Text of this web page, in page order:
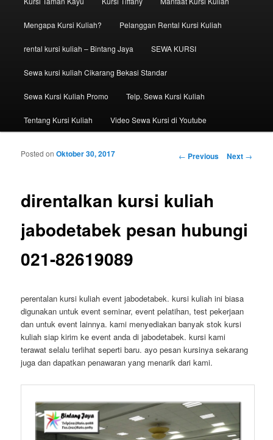
Mengapa Kursi Kuliah? Pelanggan Rental Kursi Kuliah
rental kursi kuliah – Bintang Jaya SEWA KURSI
Sewa kursi kuliah Cikarang Bekasi Standar
Sewa Kursi Kuliah Promo Telp. Sewa Kursi Kuliah
Tentang Kursi Kuliah Video Sewa Kursi di Youtube
Post navigation
← Previous Next →
direntalkan kursi kuliah
jabodetabek pesan hubungi
021-82619089
Posted onOktober 30, 2017
perentalan kursi kuliah event jabodetabek. kursi kuliah ini biasa
digunakan untuk event seminar, event pelatihan, test pekerjaan
dan untuk event lainnya. kami menyediakan banyak stok kursi
kuliah siap kirim ke event anda di jabodetabek. kursi kami
terawat selalu terlihat seperti baru. ayo pesan kursinya sekarang
juga dan dapatkan penawaran yang menarik dari kami.